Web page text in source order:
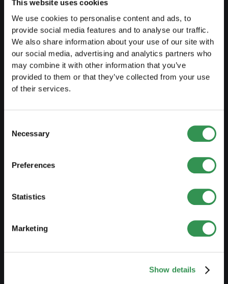
This website uses cookies
We use cookies to personalise content and ads, to
provide social media features and to analyse our traffic.
We also share information about your use of our site with
our social media, advertising and analytics partners who
may combine it with other information that you’ve
provided to them or that they’ve collected from your use
of their services.
Selection
Necessary
Preferences
Statistics
Marketing
Show details
Kurse
Blog
GRÜNDEN
Einzelfirma gründen
GmbH gründen
AG gründen
Verein gründen